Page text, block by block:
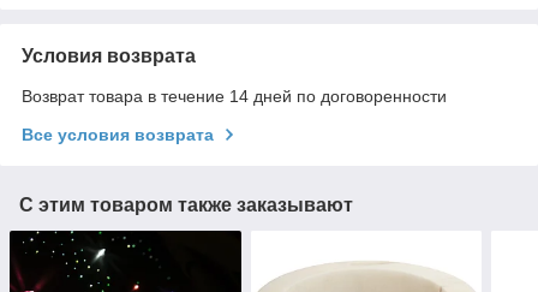
Условия возврата
Возврат товара в течение 14 дней по договоренности
Все условия возврата
С этим товаром также заказывают